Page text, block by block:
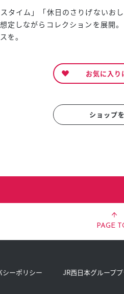
タイム」「休日のさりげないお
定しながらコレクションを展開
を。
お気に入り
ショップ
PAGE
シーポリシー JR西日本グループ